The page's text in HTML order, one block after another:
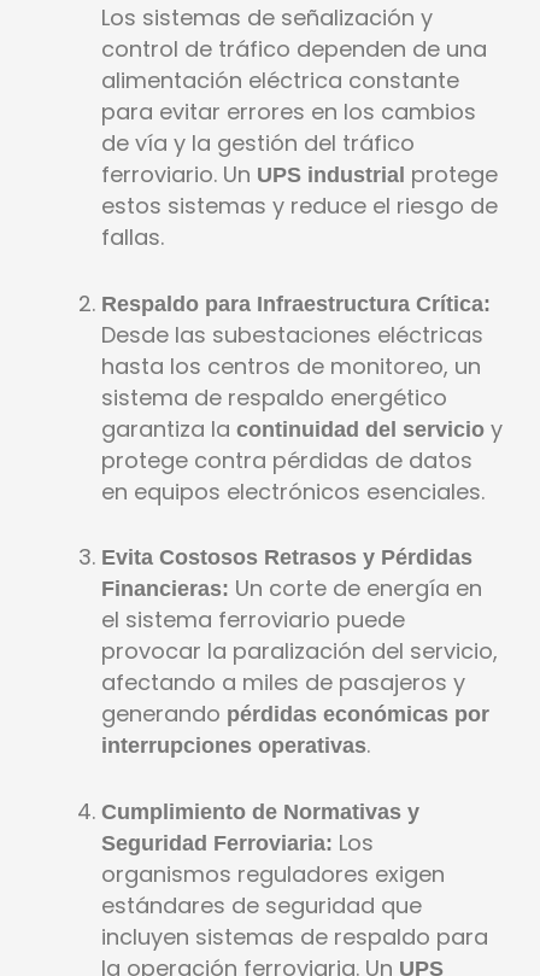
Los sistemas de señalización y
control de tráfico dependen de una
alimentación eléctrica constante
para evitar errores en los cambios
de vía y la gestión del tráfico
ferroviario. Un UPS industrial protege
estos sistemas y reduce el riesgo de
fallas.
Respaldo para Infraestructura Crítica:
Desde las subestaciones eléctricas
hasta los centros de monitoreo, un
sistema de respaldo energético
garantiza la continuidad del servicio y
protege contra pérdidas de datos
en equipos electrónicos esenciales.
Evita Costosos Retrasos y Pérdidas
Financieras: Un corte de energía en
el sistema ferroviario puede
provocar la paralización del servicio,
afectando a miles de pasajeros y
generando pérdidas económicas por
interrupciones operativas.
Cumplimiento de Normativas y
Seguridad Ferroviaria: Los
organismos reguladores exigen
estándares de seguridad que
incluyen sistemas de respaldo para
la operación ferroviaria. Un UPS